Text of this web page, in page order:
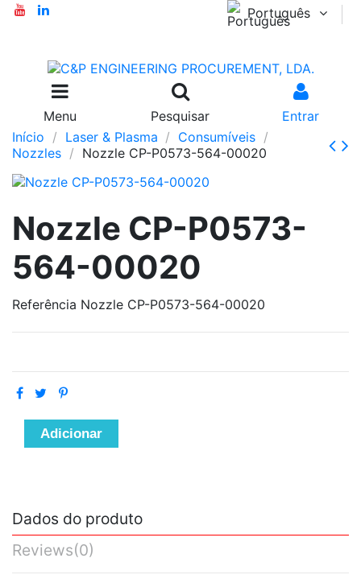
Português
Menu Pesquisar
Entrar
Início
Laser & Plasma
Consumíveis
Nozzles
Nozzle CP-P0573-564-00020
Nozzle CP-P0573-
564-00020
Referência Nozzle CP-P0573-564-00020
Adicionar
Dados do produto
Reviews(0)